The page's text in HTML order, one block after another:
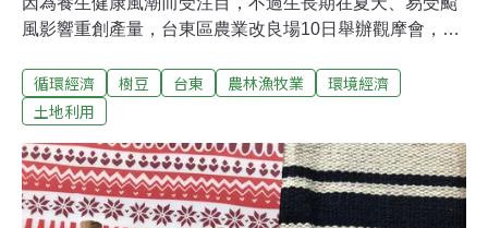
風影響重創產量，台東區農業改良場10日舉辦觀摩會，建
示，台東樹豆多在清明過後種下，7、8月時已長到1個人
高，這時很容易碰到颱風造農災，不過經試驗發現，不管
高，只要搭配增加種植密度，應可維持一定產量。台東農
改場副研究員陳振義說明，台東農改場連續2年在台東
市、大武鄉試驗栽種，發現在6、7月播種仍有相當產量，
循環經濟 樹豆 台東 農林漁牧業
環境經濟
土地利用